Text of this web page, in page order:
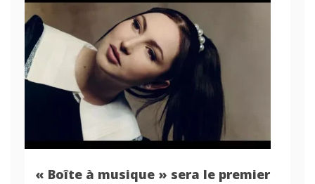
« Boîte à musique » sera le premier